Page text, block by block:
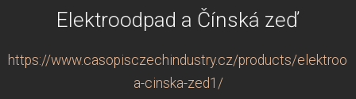
Elektroodpad a Čínská zeď
https://www.casopisczechindustry.cz/products/
a-cinska-zed1/